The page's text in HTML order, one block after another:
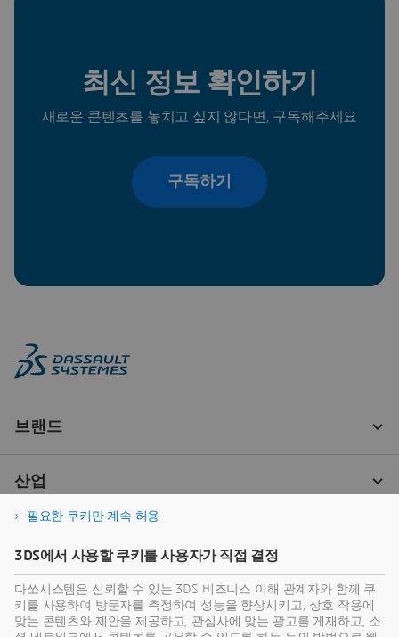
최신 정보 확인하기
새로운 콘텐츠를 놓치고 싶지 않다면, 구독해주세요
구독하기
필요한 쿠키만 계속 허용
3DS에서 사용할 쿠키를 사용자가 직접 결정
다쏘시스템은 신뢰할 수 있는 3DS 비즈니스 이해 관계자와 함께 쿠
키를 사용하여 방문자를 측정하여 성능을 향상시키고, 상호 작용에
맞는 콘텐츠와 제안을 제공하고, 관심사에 맞는 광고를 게재하고, 소